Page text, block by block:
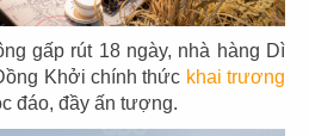
gấp rút 18 ngày, nhà hàng Dì
Khởi chính thức khai trương
đáo, đầy ấn tượng.
74